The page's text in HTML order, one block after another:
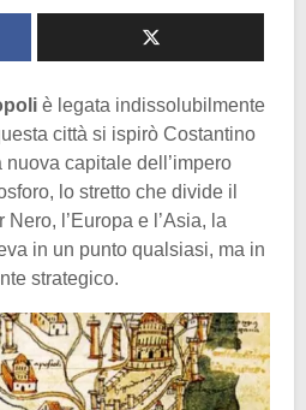
è legata indissolubilmente
città si ispirò Costantino
capitale dell’impero
lo stretto che divide il
l’Europa e l’Asia, la
in un punto qualsiasi, ma in
strategico.